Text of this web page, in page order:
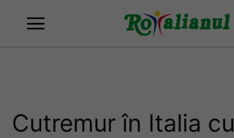
Cutremur în Italia cu